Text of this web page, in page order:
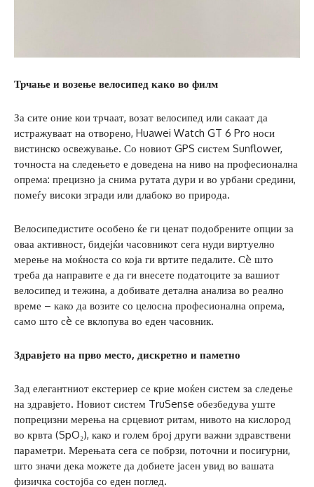
Трчање и возење велосипед како во филм
За сите оние кои трчаат, возат велосипед или сакаат да
истражуваат на отворено, Huawei Watch GT 6 Pro носи
вистинско освежување. Со новиот GPS систем Sunflower,
точноста на следењето е доведена на ниво на професионална
опрема: прецизно ја снима рутата дури и во урбани средини,
помеѓу високи згради или длабоко во природа.
Велосипедистите особено ќе ги ценат подобрените опции за
оваа активност, бидејќи часовникот сега нуди виртуелно
мерење на моќноста со која ги вртите педалите. Сè што
треба да направите е да ги внесете податоците за вашиот
велосипед и тежина, а добивате детална анализа во реално
време – како да возите со целосна професионална опрема,
само што сè се вклопува во еден часовник.
Здравјето на прво место, дискретно и паметно
Зад елегантниот екстериер се крие моќен систем за следење
на здравјето. Новиот систем TruSense обезбедува уште
попрецизни мерења на срцевиот ритам, нивото на кислород
во крвта (SpO₂), како и голем број други важни здравствени
параметри. Мерењата сега се побрзи, поточни и посигурни,
што значи дека можете да добиете јасен увид во вашата
физичка состојба со еден поглед.